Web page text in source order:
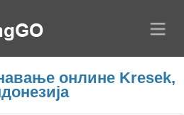
онлине Kresek,